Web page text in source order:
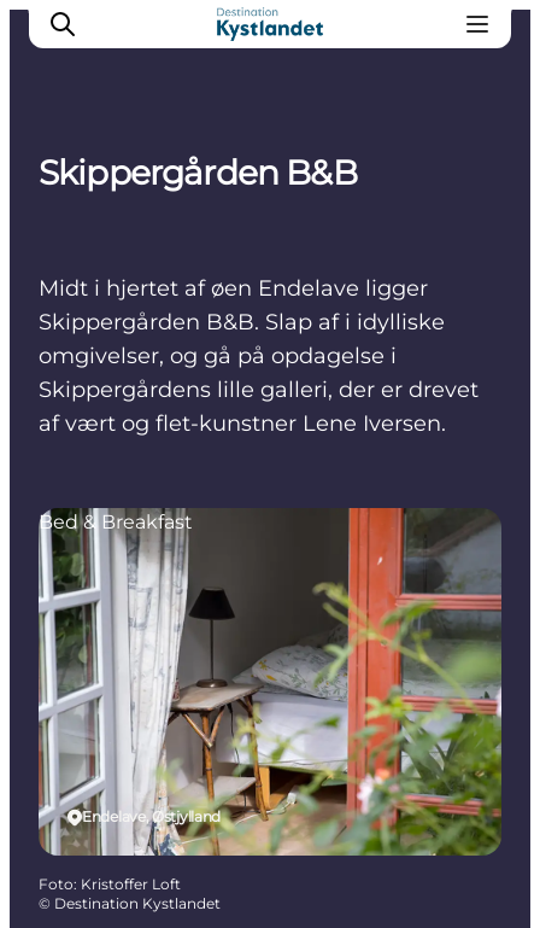
Oplevelser
Overnatning
Køb billet
Skippergården B&B
Midt i hjertet af øen Endelave ligger
Skippergården B&B. Slap af i idylliske
omgivelser, og gå på opdagelse i
Skippergårdens lille galleri, der er drevet
af vært og flet-kunstner Lene Iversen.
Endelave, Østjylland
Bed & Breakfast
Foto: Kristoffer Loft
© Destination Kystlandet